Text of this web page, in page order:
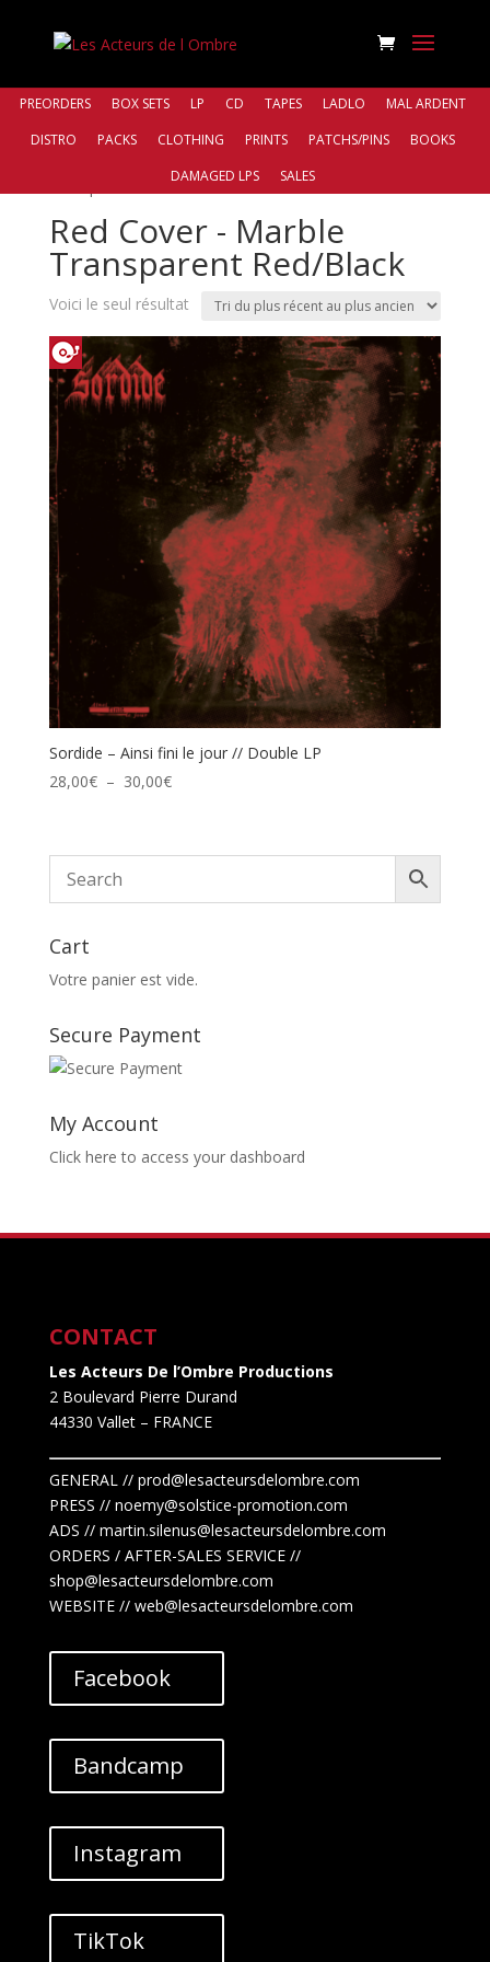
PREORDERS BOX SETS LP CD TAPES LADLO
MAL ARDENT
DISTRO
PACKS CLOTHING PRINTS PATCHS/PINS
BOOKS
DAMAGED LPS
SALES
Transparent Red/Black
Red Cover - Marble
Transparent Red/Black
Voici le seul résultat
Sordide – Ainsi fini le jour // Double LP
28,00€ – 30,00€Plage
28,00€
30,00€
Cart
Votre panier est vide.
Secure Payment
My Account
Click here to access your dashboard
CONTACT
Les Acteurs De l’Ombre Productions
2 Boulevard Pierre Durand
44330 Vallet– FRANCE
GENERAL // prod@lesacteursdelombre.com
PRESS // noemy@solstice-promotion.com
ADS // martin.silenus@lesacteursdelombre.com
ORDERS / AFTER-SALES SERVICE //
shop@lesacteursdelombre.com
WEBSITE // web@lesacteursdelombre.com
Facebook
Bandcamp
Instagram
TikTok